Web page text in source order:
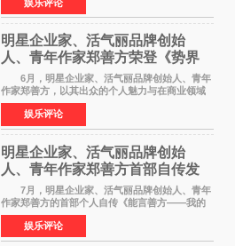
日，2022年9月30日，2023年7月17日，2025年7
月14日）。除了多次复
娱乐评论
明星企业家、活气丽品牌创始
人、青年作家郑善方荣登《势界
POWERCIRCLES》6月刊
6月，明星企业家、活气丽品牌创始人、青年
作家郑善方，以其出众的个人魅力与在商业领域
的卓越建树，成功登上《势界
POWERCIRCLES》，展现了他在时尚与商业领
域的双重影响力。 明星企业家、青
娱乐评论
明星企业家、活气丽品牌创始
人、青年作家郑善方首部自传发
布， 书写跨界创业者的成长答卷
7月，明星企业家、活气丽品牌创始人、青年
作家郑善方的首部个人自传《能言善方——我的
跨界人生》正式发行。这本书以他的人生轨迹为
脉络，首次完整公开了从逐梦少年到横跨美业、
公益等多领域的
娱乐评论